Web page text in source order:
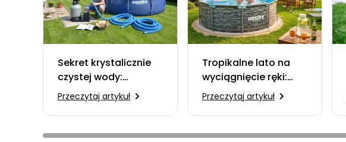
Sekret krystalicznie
czystej wody:
kompletny
przewodnik dla
początkujących na
temat filtracji
Przeczytaj artykuł
Tropikalne lato na
wyciągnięcie ręki:
Dlaczego własny
basen jest najlepszą
inwestycją?
Przeczytaj artykuł